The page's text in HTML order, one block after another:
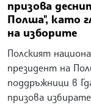
призова
Полша", като
на изборите
Полският
президент на
поддръжници в
призова